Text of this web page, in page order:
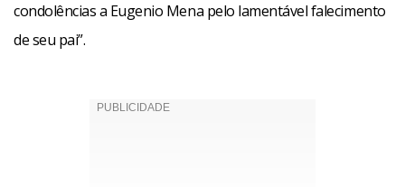
condolências a Eugenio Mena pelo lamentável falecimento
de seu pai”.